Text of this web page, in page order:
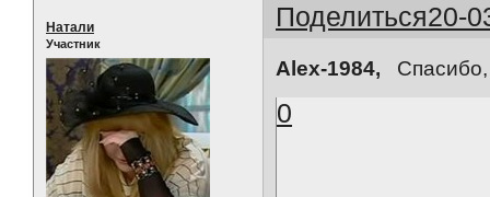
Поделиться20-
Натали
Участник
Alex-1984, Спасибо,
0